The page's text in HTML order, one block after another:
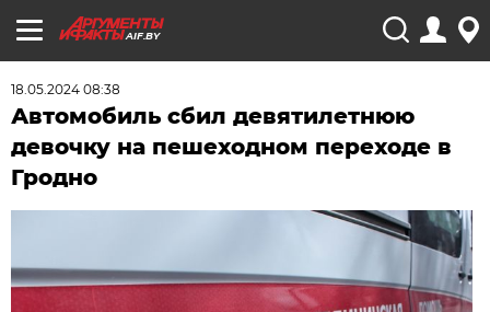
AIF.BY
18.05.2024 08:38
Автомобиль сбил девятилетнюю
девочку на пешеходном переходе в
Гродно